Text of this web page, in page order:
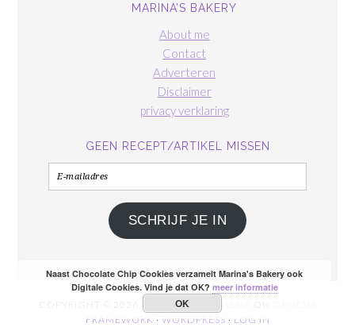
MARINA’S BAKERY
About me
Contact
Adverteren
Disclaimer
privacy verklaring
GEEN RECEPT/ARTIKEL MISSEN
E-
mailadres
SCHRIJF JE IN
COPYRIGHT © 2026 · FOODIE PRO THEME
FRAMEWORK · WORDPRESS · LOG IN
Naast Chocolate Chip Cookies verzamelt Marina's Bakery ook
Digitale Cookies. Vind je dat OK? meer informatie
OK